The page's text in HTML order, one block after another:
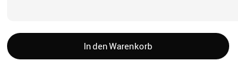
In den Warenkorb